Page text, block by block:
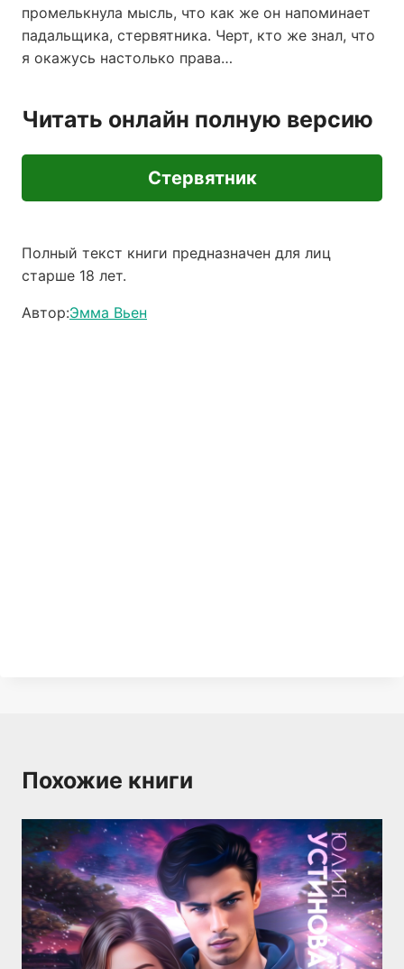
промелькнула мысль, что как же он напоминает
падальщика, стервятника. Черт, кто же знал, что
я окажусь настолько права…
Читать онлайн полную версию
Стервятник
Полный текст книги предназначен для лиц
старше 18 лет.
Автор:Эмма Вьен
Похожие книги